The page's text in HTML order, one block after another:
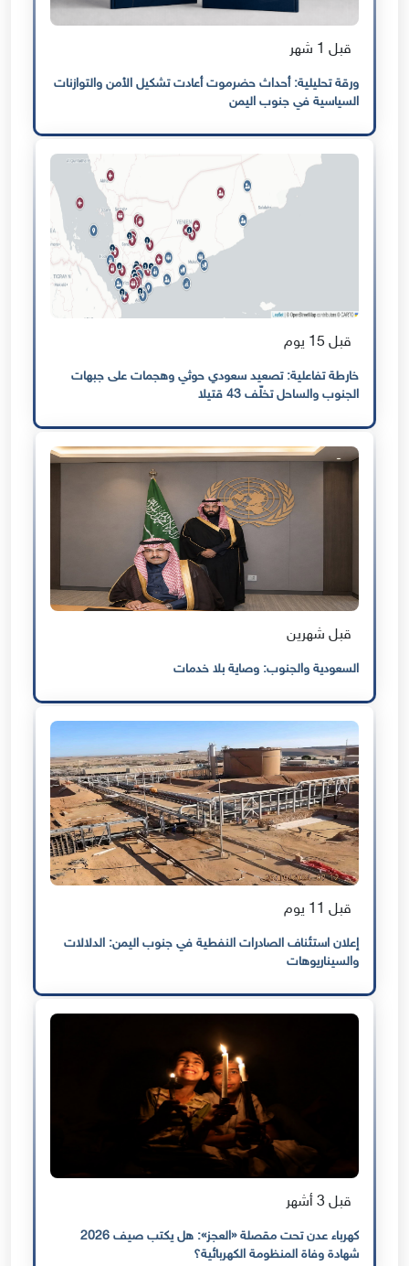
قبل 1 شهر
ورقة تحليلية: أحداث حضرموت أعادت تشكيل الأمن والتوازنات
السياسية في جنوب اليمن
قبل 15 يوم
خارطة تفاعلية: تصعيد سعودي حوثي وهجمات على جبهات
الجنوب والساحل تخلّف 43 قتيلا
قبل شهرين
السعودية والجنوب: وصاية بلا خدمات
قبل 11 يوم
إعلان استئناف الصادرات النفطية في جنوب اليمن: الدلالات
والسيناريوهات
قبل 3 أشهر
كهرباء عدن تحت مقصلة «العجز»: هل يكتب صيف 2026
شهادة وفاة المنظومة الكهربائية؟